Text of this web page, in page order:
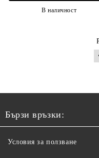
В наличност
Бързи връзки:
Условия за ползване